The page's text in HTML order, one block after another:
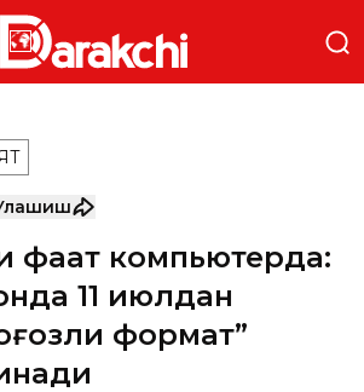
фақат компьютерда:
11 июлдан
формат”